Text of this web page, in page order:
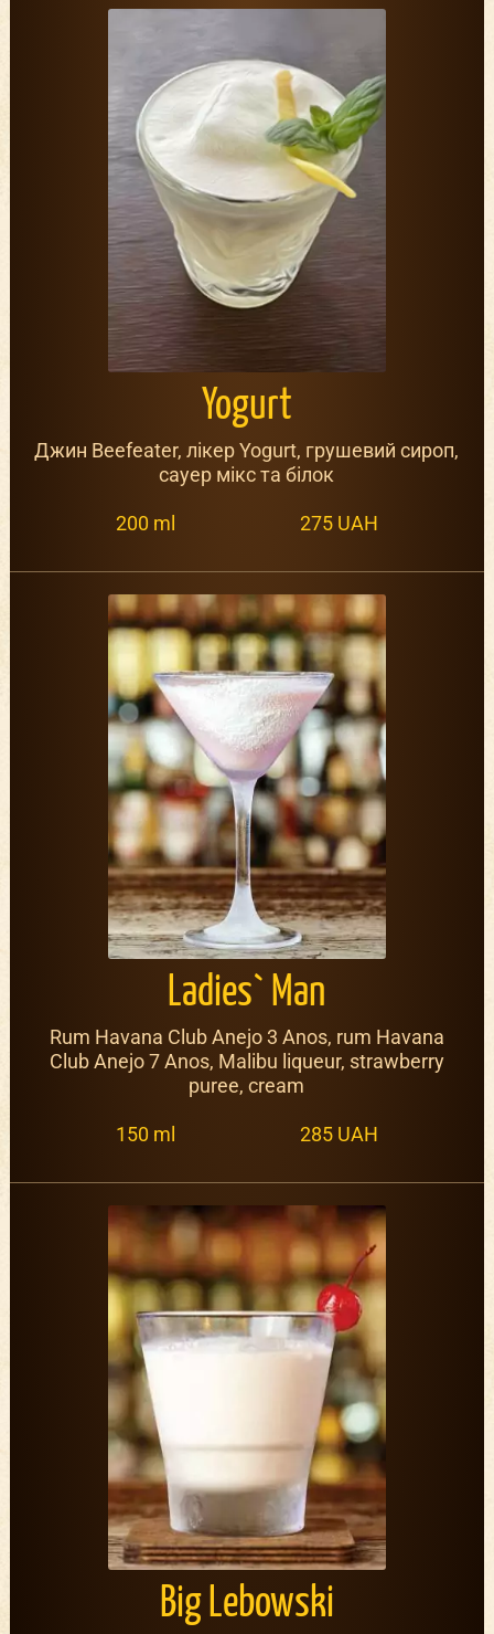
Yogurt
Джин Beefeater, лікер Yogurt, грушевий сироп,
сауер мікс та білок
200 ml 275 UAH
Ladies` Man
Rum Havana Club Anejo 3 Anos, rum Havana
Club Anejo 7 Anos, Malibu liqueur, strawberry
puree, cream
150 ml 285 UAH
Big Lebowski